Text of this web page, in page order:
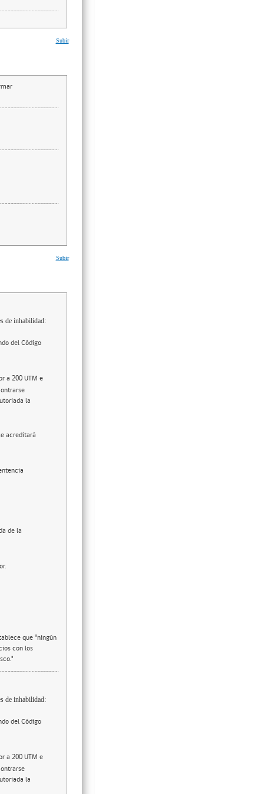
Subir
Subir
de inhabilidad:
del Código
a 200 UTM e
la
acreditará
de la
que "ningún
con los
de inhabilidad:
del Código
a 200 UTM e
la